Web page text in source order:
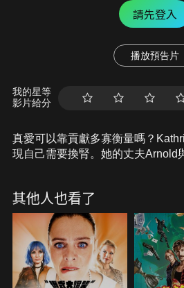
請先登入
播放預告片
我的星等
影片給分
真愛可以靠貢獻多寡衡量嗎？
現自己需要換腎。她的丈夫Arnold
腎，卻也惹得對方女友不開心，事
面對攸關生死的問題，是否有正解
其他人也看了